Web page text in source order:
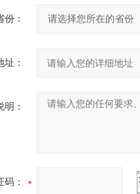
份：
址：
明：
码：